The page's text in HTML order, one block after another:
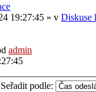
19:27:45 » v Diskuse
admin
Seřadit podle: